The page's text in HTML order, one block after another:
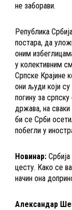
не заборави.
Република
постара, да
оним
у колективним
Српске Крајине
они људи који
погину за
држава, на сваки
би се Срби
побегли у
Новинар:
цесту. Како се
начин она
Александар